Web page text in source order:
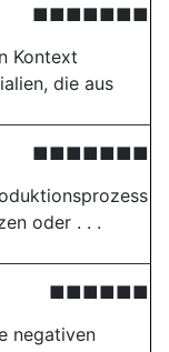
■■■■■■■
Kontext
die aus
■■■■■■■
oder . . .
■■■■■■
negativen